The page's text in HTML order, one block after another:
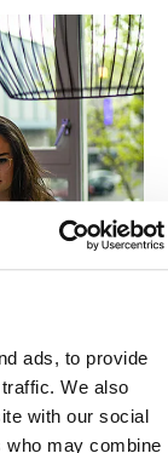
ads, to provide
We also
with our social
who may combine
los